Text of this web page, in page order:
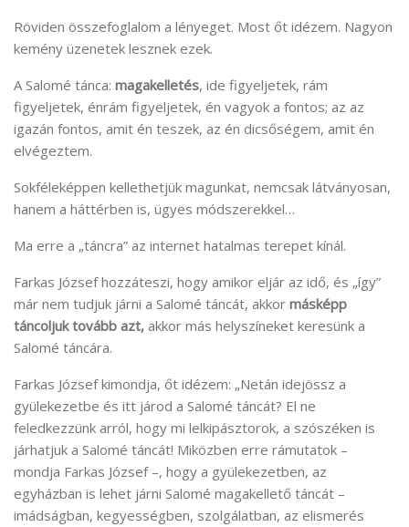
Röviden összefoglalom a lényeget. Most őt idézem. Nagyon
kemény üzenetek lesznek ezek.
A Salomé tánca: magakelletés, ide figyeljetek, rám
figyeljetek, énrám figyeljetek, én vagyok a fontos; az az
igazán fontos, amit én teszek, az én dicsőségem, amit én
elvégeztem.
Sokféleképpen kellethetjük magunkat, nemcsak látványosan,
hanem a háttérben is, ügyes módszerekkel…
Ma erre a „táncra” az internet hatalmas terepet kínál.
Farkas József hozzáteszi, hogy amikor eljár az idő, és „így”
már nem tudjuk járni a Salomé táncát, akkor másképp
táncoljuk tovább azt, akkor más helyszíneket keresünk a
Salomé táncára.
Farkas József kimondja, őt idézem: „Netán idejössz a
gyülekezetbe és itt járod a Salomé táncát? El ne
feledkezzünk arról, hogy mi lelkipásztorok, a szószéken is
járhatjuk a Salomé táncát! Miközben erre rámutatok –
mondja Farkas József –, hogy a gyülekezetben, az
egyházban is lehet járni Salomé magakellető táncát –
imádságban, kegyességben, szolgálatban, az elismerés